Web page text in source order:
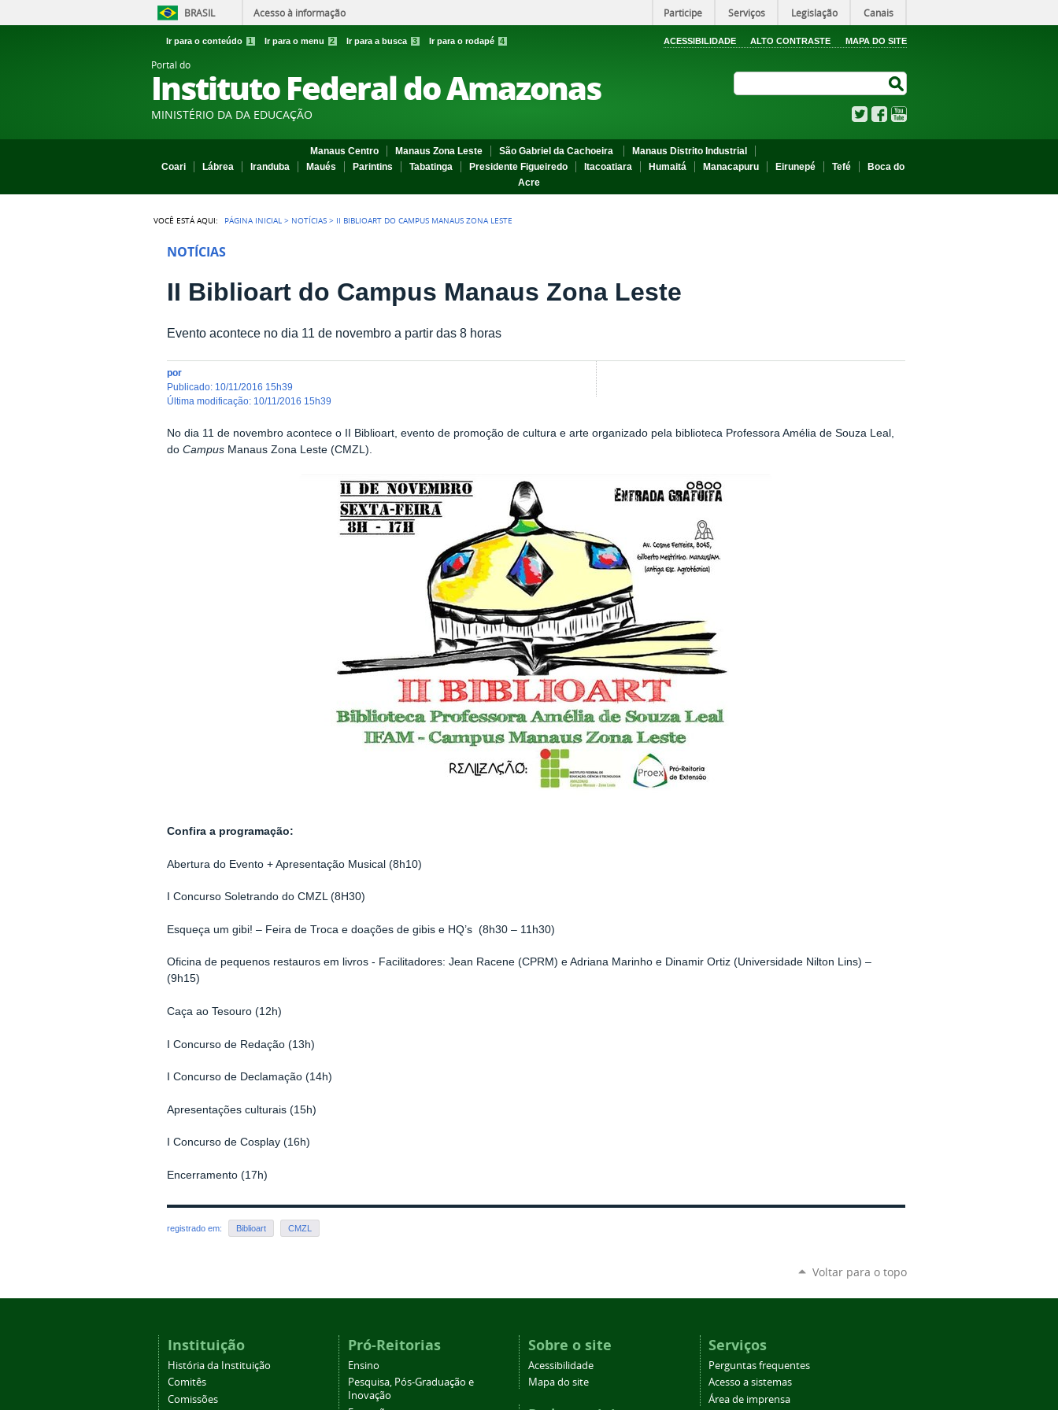
BRASIL Acesso à informação Participe Serviços Legislação Canais
Ir para o conteúdo 1 Ir para o menu 2 Ir para a busca 3 Ir para o rodapé 4 ACESSIBILIDADE ALTO CONTRASTE MAPA DO SITE
Portal do
Instituto Federal do Amazonas
MINISTÉRIO DA DA EDUCAÇÃO TwitterFacebook
Manaus Centro Manaus Zona Leste São Gabriel da Cachoeira
Manaus Distrito Industrial
Coari
Lábrea Iranduba Maués Parintins Tabatinga Presidente Figueiredo Itacoatiara Humaitá Manacapuru Eirunepé Tefé
Boca do
Acre
VOCÊ ESTÁ AQUI: PÁGINA INICIAL > NOTÍCIAS > II BIBLIOART DO CAMPUS MANAUS ZONA LESTE
NOTÍCIAS
II Biblioart do Campus Manaus Zona Leste
Evento acontece no dia 11 de novembro a partir das 8 horas
por
publicado: 10/11/2016 15h39
última modificação: 10/11/2016 15h39
No dia 11 de novembro acontece o II Biblioart, evento de promoção de cultura e arte organizado pela biblioteca Professora Amélia de Souza Leal,
do CampusManaus Zona Leste (CMZL).
Confira a programação:
Abertura do Evento + Apresentação Musical (8h10)
I Concurso Soletrando do CMZL (8H30)
Esqueça um gibi! – Feira de Troca e doações de gibis e HQ’s (8h30 – 11h30)
Oficina de pequenos restauros em livros - Facilitadores: Jean Racene (CPRM) e Adriana Marinho e Dinamir Ortiz (Universidade Nilton Lins) –
(9h15)
Caça ao Tesouro (12h)
I Concurso de Redação (13h)
I Concurso de Declamação (14h)
Apresentações culturais (15h)
I Concurso de Cosplay (16h)
Encerramento (17h)
registrado em: Biblioart CMZL
Voltar para o topo
Instituição
História da Instituição
Comitês
Comissões
Pró-Reitorias
Ensino
Pesquisa, Pós-Graduação e
Inovação
Sobre o site
Acessibilidade
Mapa do site
Serviços
Perguntas frequentes
Acesso a sistemas
Área de imprensa